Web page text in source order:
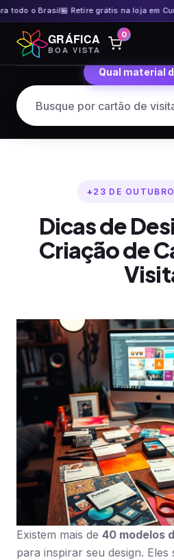
o Brasil🏪 Retire grátis na loja em Curitiba
Pular
para
o
GRÁFICA
BOA VISTA
0
Qual material
23 DE
Dicas de
Criação de
Existem mais de 40 modelos
para inspirar seu design.